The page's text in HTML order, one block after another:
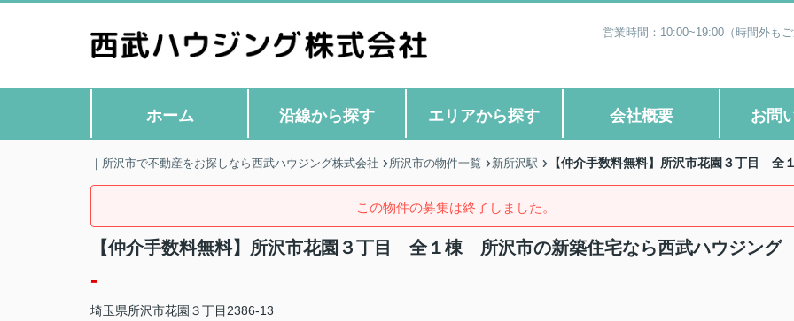
営業時間：10:00~19:00（時間外も
ホーム 沿線から探す エリアから探す 会社概要 お問
｜所沢市で不動産をお探しなら西武ハウジング株式会社 所沢市の物件一覧 新所沢駅 【仲介手数料無料】所沢市花園３丁目
この物件の募集は終了しました。
【仲介手数料無料】所沢市花園３丁目 全１棟 所沢市の新築住宅なら西武ハウジング
-
埼玉県所沢市花園 ３丁目2386-13